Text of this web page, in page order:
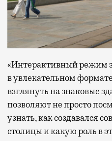
«Интерактивный режим
в увлекательном
взглянуть на знаковые
позволяют не просто
узнать, как создавался
столицы и какую роль в